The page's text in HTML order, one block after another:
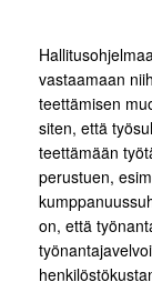
vastaamaan
teettämisen
siten, että
teettämään
perustuen,
on, että